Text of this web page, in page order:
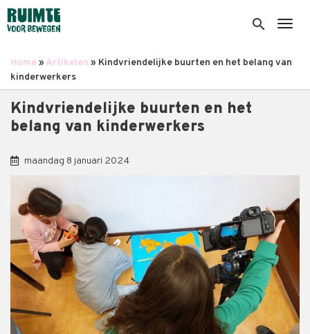
Overslaan
en
inhoud
gaan
search
Kruimelpad
Home Artikelen
Kindvriendelijke buurten en het belang van
kinderwerkers
Kindvriendelijke buurten en het
belang van kinderwerkers
maandag 8 januari 2024